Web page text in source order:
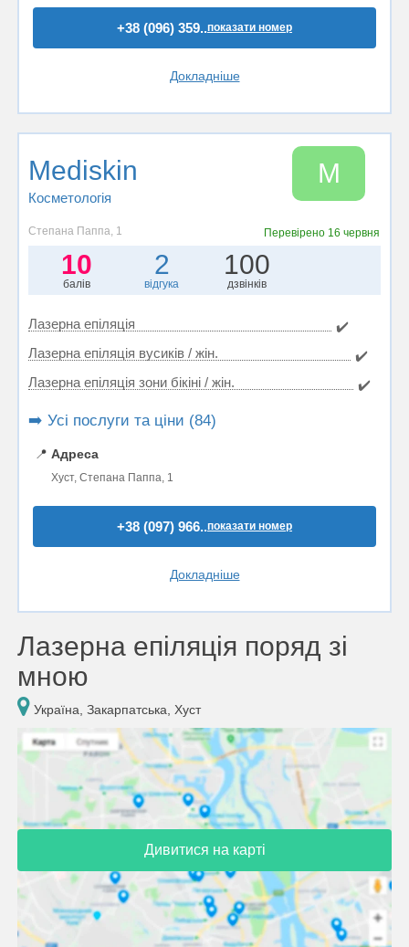
+38 (096) 359..показати номер
Докладніше
Mediskin
Косметологія
M
Степана Паппа, 1 Перевірено 16 червня
10
балів
2
відгука
100
дзвінків
Лазерна епіляція
✔️
Лазерна епіляція вусиків / жін.
✔️
Лазерна епіляція зони бікіні / жін.
✔️
➡️ Усі послуги та ціни (84)
📍 Адреса
Хуст, Степана Паппа, 1
+38 (097) 966..показати номер
Докладніше
Лазерна епіляція поряд зі
мною
Україна, Закарпатська, Хуст
Дивитися на карті